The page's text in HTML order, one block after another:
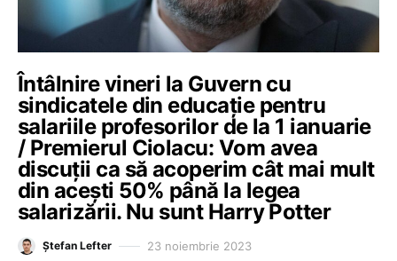
Întâlnire vineri la Guvern cu
sindicatele din educație pentru
salariile profesorilor de la 1 ianuarie
/ Premierul Ciolacu: Vom avea
discuții ca să acoperim cât mai mult
din acești 50% până la legea
salarizării. Nu sunt Harry Potter
Ștefan Lefter 23 noiembrie 2023